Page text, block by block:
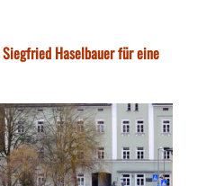
Haselbauer für eine